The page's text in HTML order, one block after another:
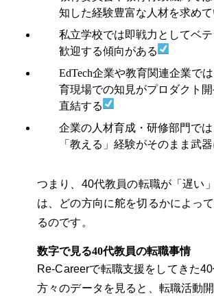
知した経験豊富な人材を求めて
私立学校では即戦力としてベ
歓迎する傾向がある
EdTech企業や教育関連企業で
育現場での知見がプロダクト
直結する
企業の人材育成・研修部門で
「教える」経験がそのまま武
つまり、40代教員の転職が「遅い
は、どの方向に舵を切るかによっ
るのです。
数字で見る40代教員の転職事情
Re-Careerで転職支援をしてきた
方々のデータを見ると、転職活動